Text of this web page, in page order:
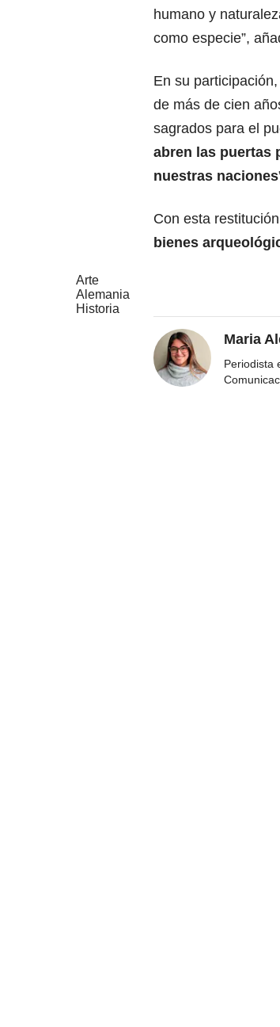
humano y
como especie”,
En su
de más de cien
sagrados para el
abren las puertas
nuestras naciones
Con esta
bienes
Arte
Alemania
Historia
Maria
Periodista